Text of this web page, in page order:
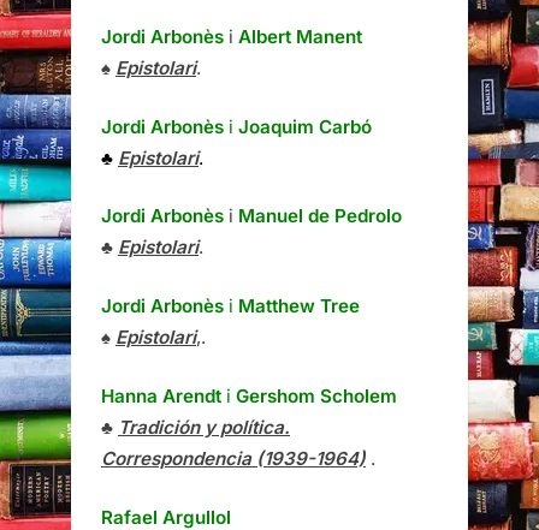
Jordi Arbonès i Albert Manent
♠ Epistolari.
Jordi Arbonès i Joaquim Carbó
♣ Epistolari.
Jordi Arbonès i Manuel de Pedrolo
♣ Epistolari.
Jordi Arbonès i Matthew Tree
♠ Epistolari,.
Hanna Arendt i Gershom Scholem
♣ Tradición y política.
Correspondencia (1939-1964) .
Rafael Argullol